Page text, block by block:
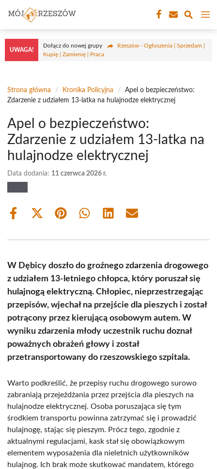
treści
UWAGA!
Dołącz do nowej grupy
Rzeszów - Ogłoszenia | Sprzedam |
Kupię | Zamienię | Praca
Strona główna / Kronika Policyjna /
Apel o bezpieczeństwo:
Zdarzenie z udziałem 13-latka na hulajnodze elektrycznej
Apel o bezpieczeństwo:
Zdarzenie z udziałem 13-latka na
hulajnodze elektrycznej
Data dodania: 11 czerwca 2026 r.
Share
Share
(Twitter)
Share Share Share Share
W Dębicy doszło do groźnego zdarzenia drogowego
z udziałem 13-letniego chłopca, który poruszał się
hulajnogą elektryczną. Chłopiec, nieprzestrzegając
przepisów, wjechał na przejście dla pieszych i został
potrącony przez kierującą osobowym autem. W
wyniku zdarzenia młody uczestnik ruchu doznał
poważnych obrażeń głowy i został
przetransportowany do rzeszowskiego szpitala.
Warto podkreślić, że przepisy ruchu drogowego surowo
zabraniają przejeżdżania przez przejścia dla pieszych na
hulajnodze elektrycznej. Osoba poruszająca się tym
środkiem transportu powinna zatrzymać się i prowadzić
hulajnogę, stając się pieszym. Prócz tego, zgodnie z
aktualnymi regulacjami, kask stał się obowiązkowym
elementem wyposażenia dla nieletnich użytkowników
hulajnog. Ich brak może skutkować mandatem, którego